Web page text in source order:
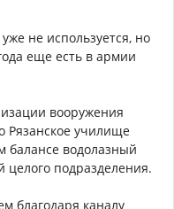
не используется, но
еще есть в армии
вооружения
Рязанское училище
балансе водолазный
целого подразделения.
благодаря каналу